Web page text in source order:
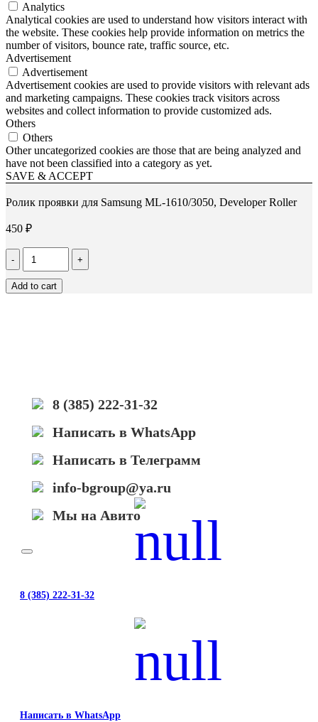
Analytics
Analytical cookies are used to understand how visitors interact with
the website. These cookies help provide information on metrics the
number of visitors, bounce rate, traffic source, etc.
Advertisement
Advertisement
Advertisement cookies are used to provide visitors with relevant ads
and marketing campaigns. These cookies track visitors across
websites and collect information to provide customized ads.
Others
Others
Other uncategorized cookies are those that are being analyzed and
have not been classified into a category as yet.
SAVE & ACCEPT
Ролик проявки для Samsung ML-1610/3050, Developer Roller
450 ₽
Количество
Ролик
проявки
для
Add to cart
8 (385) 222-31-32
Написать в WhatsApp
Написать в Телеграмм
info-bgroup@ya.ru
Мы на Авито
8 (385) 222-31-32
Написать в WhatsApp